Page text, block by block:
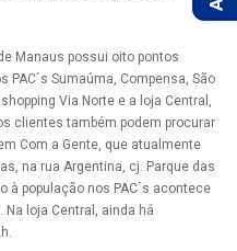
Manaus possui oito pontos
Sumaúma, Compensa, São
Via Norte e a loja Central,
clientes também podem procurar
Com a Gente, que atualmente
na rua Argentina, cj. Parque das
à população nos PAC´s acontece
loja Central, ainda há